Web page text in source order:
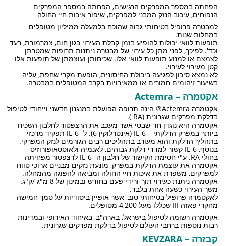
הפחתה במספר המפרקים הרגישים, הפחתה במספר המפרקים
הנפוחים, עיכוב הנזק המבני למפרקים, שיפור איכות חיי החולה
למבטרה פרופיל בטיחותי גבוה שהוכח בלמעלה ממיליון מטופלים
במחלות שנות.
תופעות לוואי יכולות להופיע בזמן קבלת העירוי כגון חום, צמרמורת, רעד
וכד'. לפיכך, לפני מתן כל עירוי של מבטרה ניתנות תרופות שמטרתן
לצמצם או למנוע תופעות לוואי אלו. שכיחותן ועוצמתן של תופעות אלו
קטן מעירוי לעירוי.
לא נמצא סיכון לפגיעה ביכולת החיסונית, הופעת מקרי שחפת, עליה
בשיעור זיהומים חמורים או ממאירויות בקרב המטופלים במבטרה.
אקטמרה – Actemra
אקטמרה Actemra® הינה תרופה הפועלת במנגנון חדשני וייחודי לטיפול
בדלקת מפרקים שגרונית (RA ).
אקטמרה היא נוגדן חד-שבטי אשר מעכב את הרצפטור לחלבון השכיח
ביותר במפרק הדלקתי – IL-6 (אינטרלוקין 6). ל- IL-6 תפקיד מרכזי
בתהליך הדלקת והוא מעורב בתהליכים רבים הגורמים לנזק המפרקי.
בנוסף, IL-6 קשור למדדי דלקת גבוהים, לאנמיה ולאוסטאופורוזיס
בחולי RA. ע"י חסימת הקישור של חלבון ה- IL-6 לרצפטור מפחיתה
אקטמרה את עוצמת הדלקת במפרק, מונעת נזקים מבניים ארוכי טווח
למפרקים, משפרת את איכות חיי החולה ומביאה להפוגה מהמחלה.
אקטמרה ניתנת כעירוי תוך-ורידי פעם בחודש ובמינון של 8 מ"ג /ק"ג.
משך העירוי כשעה אחת בלבד.
לאקטמרה פרופיל בטיחותי טוב, אשר אופיין ביסודיות על סמך חמישה
מחקרי פאזה III שכללו מעל 4,200 מטופלים.
אקטמרה רשומה לטיפול בישראל, בארה"ב, באיחוד האירופי ובמדינות
רבות נוספות ברחבי העולם לטיפול בדלקת מפרקים שגרונית.
קבזרה – KEVZARA